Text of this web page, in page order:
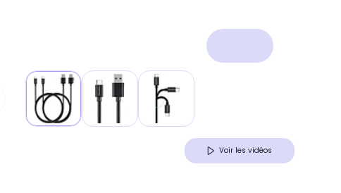
Voir les vidéos